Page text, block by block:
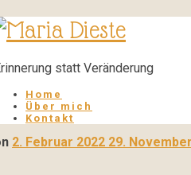
statt Veränderung
Home
Über mich
Kontakt
2. Februar 2022 29.